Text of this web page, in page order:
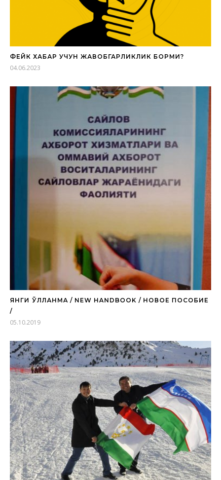
ФЕЙК ХАБАР УЧУН ЖАВОБГАРЛИКЛИК БОРМИ?
04.06.2023
ЯНГИ ҚЎЛЛАНМА / NEW HANDBOOK / НОВОЕ ПОСОБИЕ
/
05.10.2019